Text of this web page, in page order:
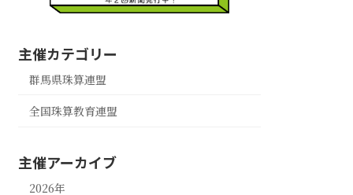
主催カテゴリー
群馬県珠算連盟
全国珠算教育連盟
主催アーカイブ
2026年